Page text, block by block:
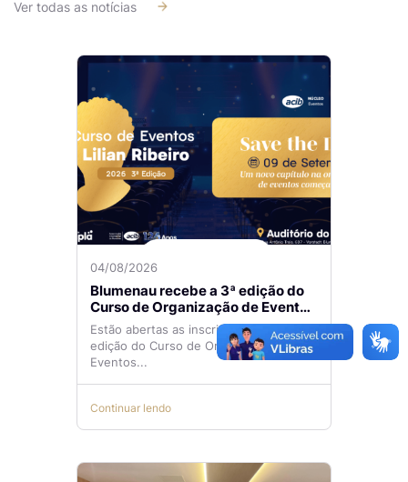
Ver todas as notícias
04/08/2026
Blumenau recebe a 3ª edição do
Curso de Organização de Eventos
Lilian Ribeiro
Estão abertas as inscrições para a 3ª
edição do Curso de Organização de
Eventos...
Continuar lendo